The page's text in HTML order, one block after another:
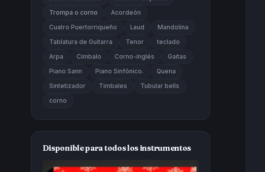
Trompa o corno Acordeón
Cuatro Puertorriqueño Laud Mandolina
Tablatura de Guitarra Tenor teclado
Arpa Cimbalo Corno-inglés Gaitas
Piano Sann Piano Sinfónico. Quena
Sintetizador Timbales Tubular bells
corno
Disponible para todos los instrumentos